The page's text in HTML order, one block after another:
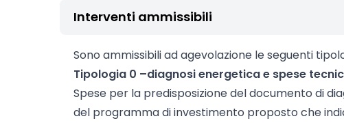
Interventi ammissibili
Sono ammissibili ad agevolazione le seguenti
Tipologia 0 –diagnosi energetica e spese
Spese per la predisposizione del documento di
del programma di investimento proposto che